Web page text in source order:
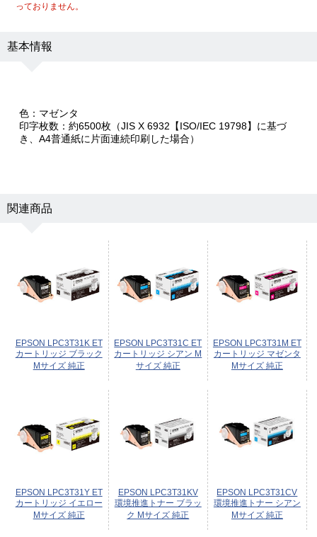
っておりません。
基本情報
色：マゼンタ
印字枚数：約6500枚（JIS X 6932【ISO/IEC 19798】に基づ
き、A4普通紙に片面連続印刷した場合）
関連商品
EPSON LPC3T31K ET
カートリッジ ブラック
Mサイズ 純正
EPSON LPC3T31C ET
カートリッジ シアン M
サイズ 純正
EPSON LPC3T31M ET
カートリッジ マゼンタ
Mサイズ 純正
EPSON LPC3T31Y ET
カートリッジ イエロー
Mサイズ 純正
EPSON LPC3T31KV
環境推進トナー ブラッ
ク Mサイズ 純正
EPSON LPC3T31CV
環境推進トナー シアン
Mサイズ 純正